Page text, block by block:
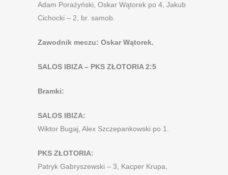
Adam Porażyński, Oskar Wątorek po 4, Jakub
Cichocki – 2, br. samob.
Zawodnik meczu: Oskar Wątorek.
SALOS IBIZA – PKS ZŁOTORIA 2:5
Bramki:
SALOS IBIZA:
Wiktor Bugaj, Alex Szczepankowski po 1.
PKS ZŁOTORIA:
Patryk Gabryszewski – 3, Kacper Krupa,